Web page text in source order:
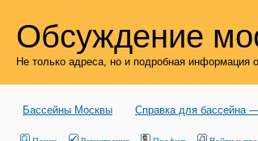
Обсуждение
Не только адреса, но и подробная информация
Бассейны Москвы Справка для бассейна